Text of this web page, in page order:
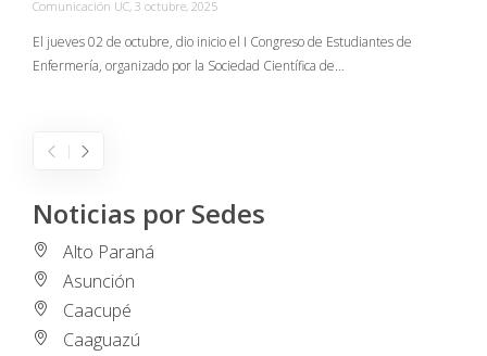
Comunicación UC, 3 octubre, 2025
El jueves 02 de octubre, dio inicio el I Congreso de Estudiantes de
Enfermería, organizado por la Sociedad Científica de…
Noticias por Sedes
Alto Paraná
Asunción
Caacupé
Caaguazú